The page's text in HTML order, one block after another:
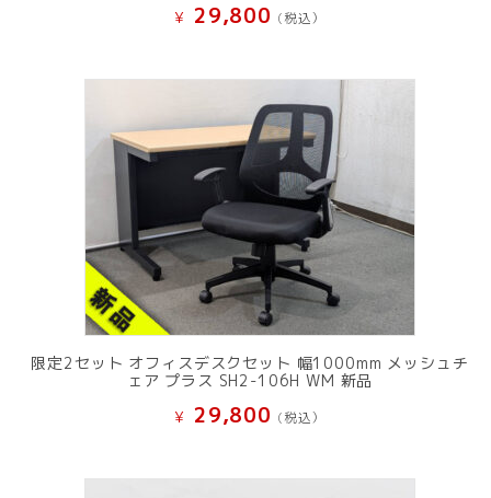
¥ 29,800 (税込）
限定2セット オフィスデスクセット 幅1000mm メッシュチ
ェア プラス SH2-106H WM 新品
¥ 29,800 (税込）